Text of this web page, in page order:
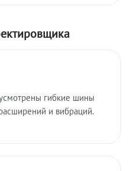
гибкие шины
и вибраций.